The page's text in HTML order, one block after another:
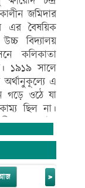
পক্ষ থেকে
ও অভিক্ষ
পরীক্ষায়
সালে
প্রতিষ্ঠান
পূর্ণ
লাভে
অভিভাবকের
জন্য “শিক্ষক-
হিসেবে গড়ে
একান্ত
জমিদার
এর বৈষয়িক
বিদ্যালয়
কলিকাতা
১৯১৯ সালে
এ
গড়ে ওঠে যা
ছিল না।
জনাব মৌঃ
চন্দ্র ধর
সমন্বিত
চৌধুরী
উচ্চ
>